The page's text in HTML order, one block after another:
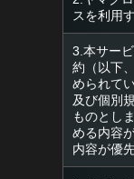
スを利用
3.本サー
約（以下
められて
及び個別
ものとし
める内容
内容が優